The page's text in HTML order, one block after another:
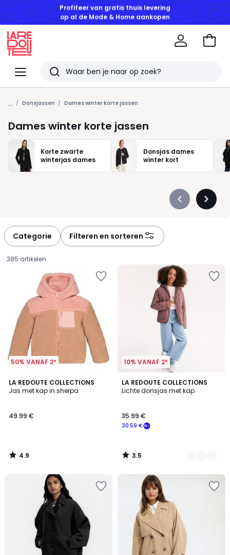
GOEDE DEALS | Tot -50% korting vanaf 2 artikelen*
Menu
Redoute
Zoeken
Laatst
bekeken
artikelen
Naar
... Donsjassen Dames winter korte jassen
Dames winter korte jassen
Korte zwarte
winterjas dames
Donsjas dames
winter kort
Précédent
Categorie Filteren en sorteren
385 artikelen
50% VANAF 2*
LA REDOUTE COLLECTIONS
Jas met kap in sherpa
€.
49.99 €
4.9
/ 5
4.9
/
10% VANAF 2*
LA REDOUTE COLLECTIONS
Lichte donsjas met kap
30.59 €
35.99 €
3.5
/ 5
3
Kleuren
3.5
/